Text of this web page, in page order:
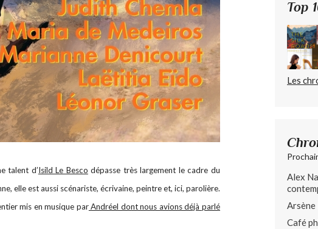
talent d’Isild Le Besco dépasse très largement le cadre du
elle est aussi scénariste, écrivaine, peintre et, ici, parolière.
mis en musique parAndréel dont nous avions déjà parlé
Top
Les
Alex
Arsène
Café